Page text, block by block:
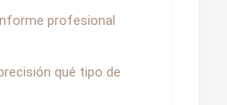
profesional
qué tipo de